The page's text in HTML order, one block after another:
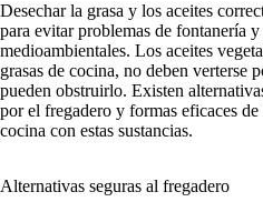
Desechar la grasa y los aceites
para evitar problemas de fontanería y
medioambientales. Los aceites
grasas de cocina, no deben verterse
pueden obstruirlo. Existen
por el fregadero y formas eficaces
cocina con estas sustancias.
Alternativas seguras al fregadero